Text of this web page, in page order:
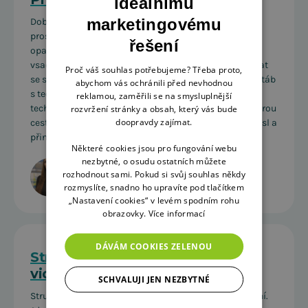
Doby, kdy kampaň potřebovala měsíc v ateliéru, nebo
prostě „neexistovala“, jsou pryč. Dnes stojíme před
opačným problémem – máme moc možností. Máte
vsadit na autentický obsah natočený na telefon, nechat
se svézt na vlně generativní AI, nebo naopak povolat štáb
s technikou za miliony? Správná odpověď neleží v
technologii, ale v účelu. Pojďme si rozklíčovat, kdy kterou
cestu zvolit, aby vaše investice do obsahu dávala smysl a
přinášela reálné výsledky.
Kristýna Galušková
18.3.20265 minut
Strukturovaná data jako klíč k AI
viditelnosti v roce 2026
Strukturovaná data byla pro vyhledávače vždy zásadní.
marketingovému
řešení
Proč váš souhlas potřebujeme? Třeba proto,
abychom vás ochránili před nevhodnou
reklamou, zaměřili se na smysluplnější
rozvržení stránky a obsah, který vás bude
doopravdy zajímat.
Některé cookies jsou pro fungování webu
nezbytné, o osudu ostatních můžete
rozhodnout sami. Pokud si svůj souhlas někdy
rozmyslíte, snadno ho upravíte pod tlačítkem
„Nastavení cookies“ v levém spodním rohu
obrazovky. Více informací
DÁVÁM COOKIES ZELENOU
SCHVALUJI JEN NEZBYTNÉ